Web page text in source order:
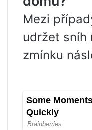
Mezi
udržet sníh
zmínku